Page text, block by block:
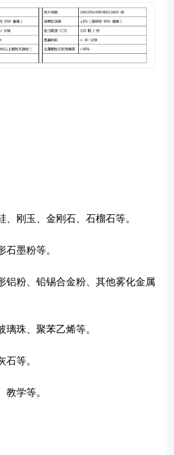
、刚玉、金刚石、石榴石等。
石墨粉等。
铝粉、铅锡合金粉、其他雾化金属
璃珠、聚苯乙烯等。
石等。
教学等。